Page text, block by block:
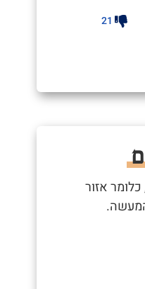
21
כלומר אזור